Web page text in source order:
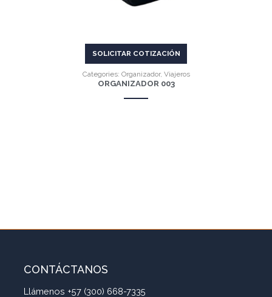
SOLICITAR COTIZACIÓN
Categories: Organizador, Viajeros
ORGANIZADOR 003
CONTÁCTANOS
Llámenos +57 (300) 668-7335